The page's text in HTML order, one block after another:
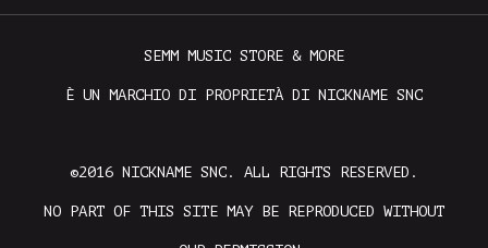
SEMM MUSIC STORE & MORE
È UN MARCHIO DI PROPRIETÀ DI NICKNAME SNC
©2016 NICKNAME SNC. ALL RIGHTS RESERVED.
NO PART OF THIS SITE MAY BE REPRODUCED WITHOUT